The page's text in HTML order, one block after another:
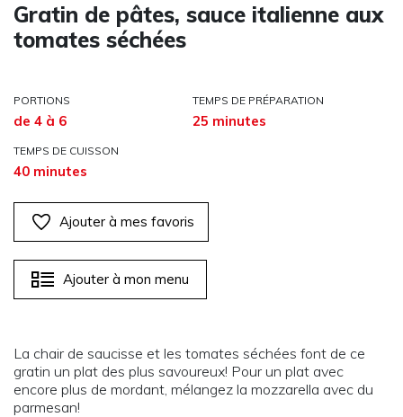
Gratin de pâtes, sauce italienne aux
tomates séchées
PORTIONS
de 4 à 6
TEMPS DE PRÉPARATION
25 minutes
TEMPS DE CUISSON
40 minutes
Ajouter à mes favoris
Ajouter à mon menu
La chair de saucisse et les tomates séchées font de ce
gratin un plat des plus savoureux! Pour un plat avec
encore plus de mordant, mélangez la mozzarella avec du
parmesan!